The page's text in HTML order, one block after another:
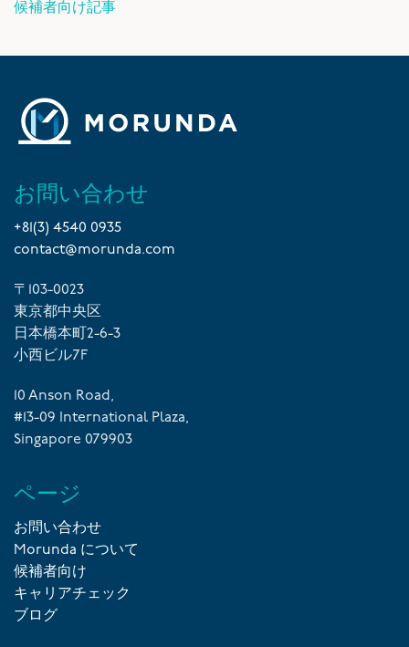
候補者向け記事
お問い合わせ
+81(3) 4540 0935
contact@morunda.com
〒103-0023
東京都中央区
日本橋本町2-6-3
小西ビル7F
10 Anson Road,
#13-09 International Plaza,
Singapore 079903
ページ
お問い合わせ
Morunda について
候補者向け
キャリアチェック
ブログ